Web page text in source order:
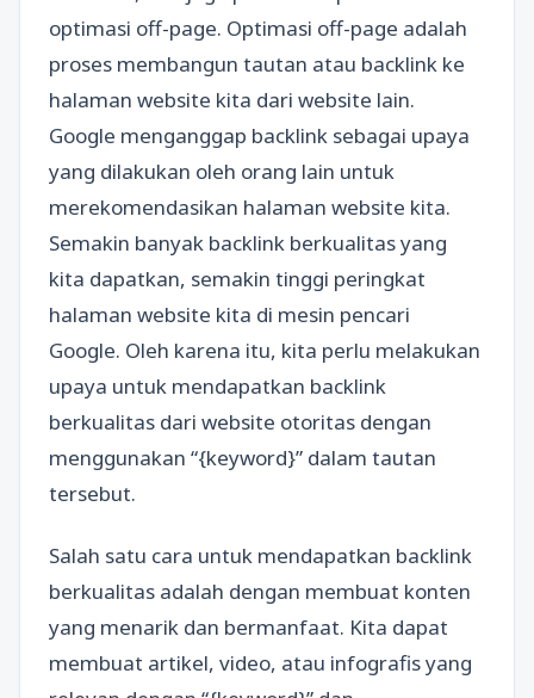
optimasi off-page. Optimasi off-page adalah
proses membangun tautan atau backlink ke
halaman website kita dari website lain.
Google menganggap backlink sebagai upaya
yang dilakukan oleh orang lain untuk
merekomendasikan halaman website kita.
Semakin banyak backlink berkualitas yang
kita dapatkan, semakin tinggi peringkat
halaman website kita di mesin pencari
Google. Oleh karena itu, kita perlu melakukan
upaya untuk mendapatkan backlink
berkualitas dari website otoritas dengan
menggunakan “{keyword}” dalam tautan
tersebut.
Salah satu cara untuk mendapatkan backlink
berkualitas adalah dengan membuat konten
yang menarik dan bermanfaat. Kita dapat
membuat artikel, video, atau infografis yang